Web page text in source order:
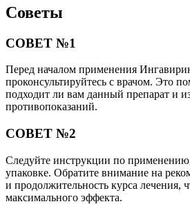
Советы
СОВЕТ №1
Перед началом применения
проконсультируйтесь с врачом. Это
подходит ли вам данный препарат и
противопоказаний.
СОВЕТ №2
Следуйте инструкции по
упаковке. Обратите внимание на
и продолжительность курса лечения,
максимального эффекта.